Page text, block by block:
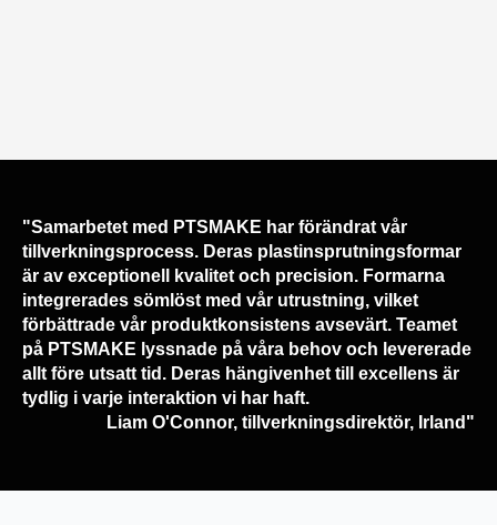
"Samarbetet med PTSMAKE har förändrat vår
tillverkningsprocess. Deras plastinsprutningsformar
är av exceptionell kvalitet och precision. Formarna
integrerades sömlöst med vår utrustning, vilket
förbättrade vår produktkonsistens avsevärt. Teamet
på PTSMAKE lyssnade på våra behov och levererade
allt före utsatt tid. Deras hängivenhet till excellens är
tydlig i varje interaktion vi har haft.
Liam O'Connor, tillverkningsdirektör, Irland"